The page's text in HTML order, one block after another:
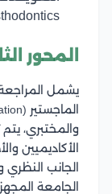
المحور
والمختبري،
الأكاديميين
الجانب
الجامعة